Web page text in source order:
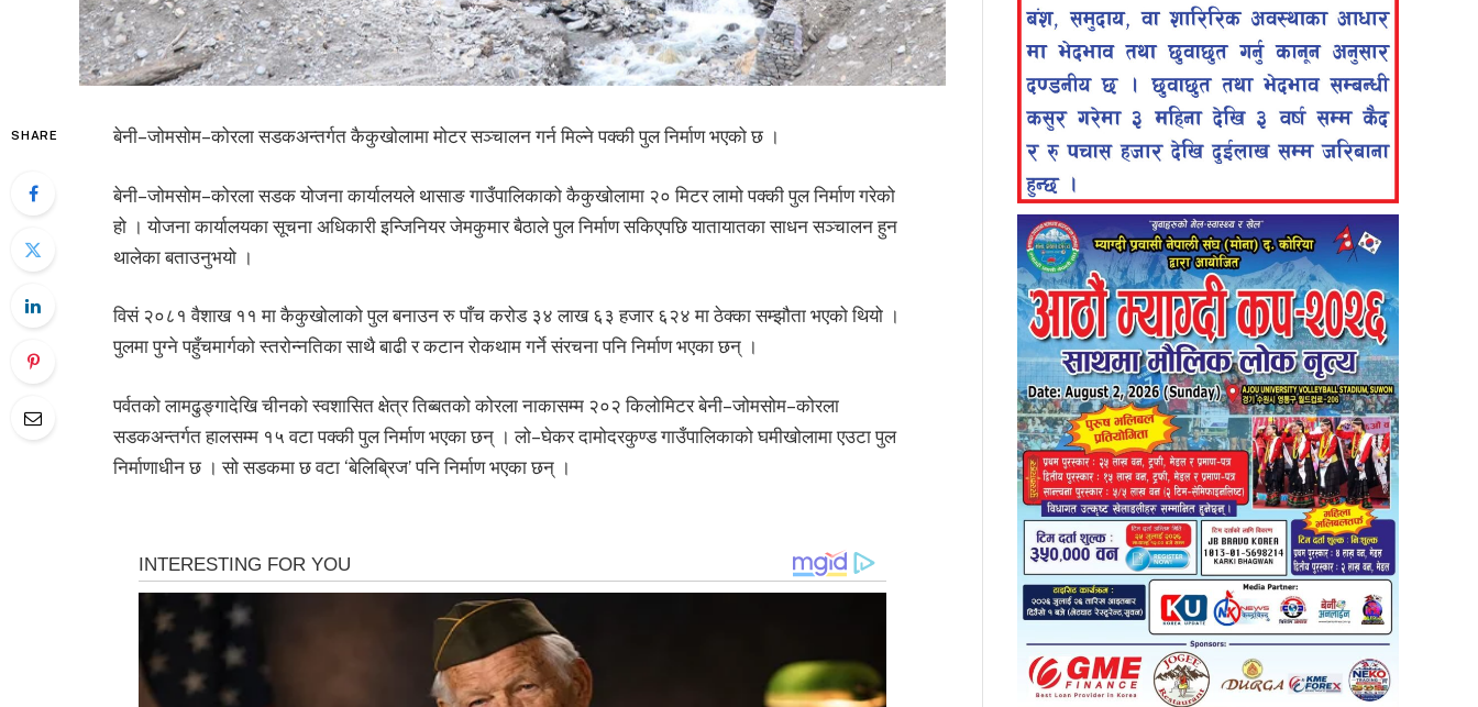
SHARE बेनी–जोमसोम–कोरला सडकअन्तर्गत कैकुखोलामा मोटर सञ्चालन गर्न मिल्ने पक्की पुल निर्माण भएको छ ।
बेनी–जोमसोम–कोरला सडक योजना कार्यालयले थासाङ गाउँपालिकाको कैकुखोलामा २० मिटर लामो पक्की पुल निर्माण गरेको
हो । योजना कार्यालयका सूचना अधिकारी इन्जिनियर जेमकुमार बैठाले पुल निर्माण सकिएपछि यातायातका साधन सञ्चालन हुन
थालेका बताउनुभयो ।
विसं २०८१ वैशाख ११ मा कैकुखोलाको पुल बनाउन रु पाँच करोड ३४ लाख ६३ हजार ६२४ मा ठेक्का सम्झौता भएको थियो ।
पुलमा पुग्ने पहुँचमार्गको स्तरोन्नतिका साथै बाढी र कटान रोकथाम गर्ने संरचना पनि निर्माण भएका छन् ।
पर्वतको लामढुङ्गादेखि चीनको स्वशासित क्षेत्र तिब्बतको कोरला नाकासम्म २०२ किलोमिटर बेनी–जोमसोम–कोरला
सडकअन्तर्गत हालसम्म १५ वटा पक्की पुल निर्माण भएका छन् । लो–घेकर दामोदरकुण्ड गाउँपालिकाको घमीखोलामा एउटा पुल
निर्माणाधीन छ । सो सडकमा छ वटा ‘बेलिब्रिज’ पनि निर्माण भएका छन् ।